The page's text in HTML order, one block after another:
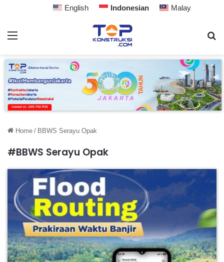
English Indonesian Malay
Home / BBWS Serayu Opak
#BBWS Serayu Opak